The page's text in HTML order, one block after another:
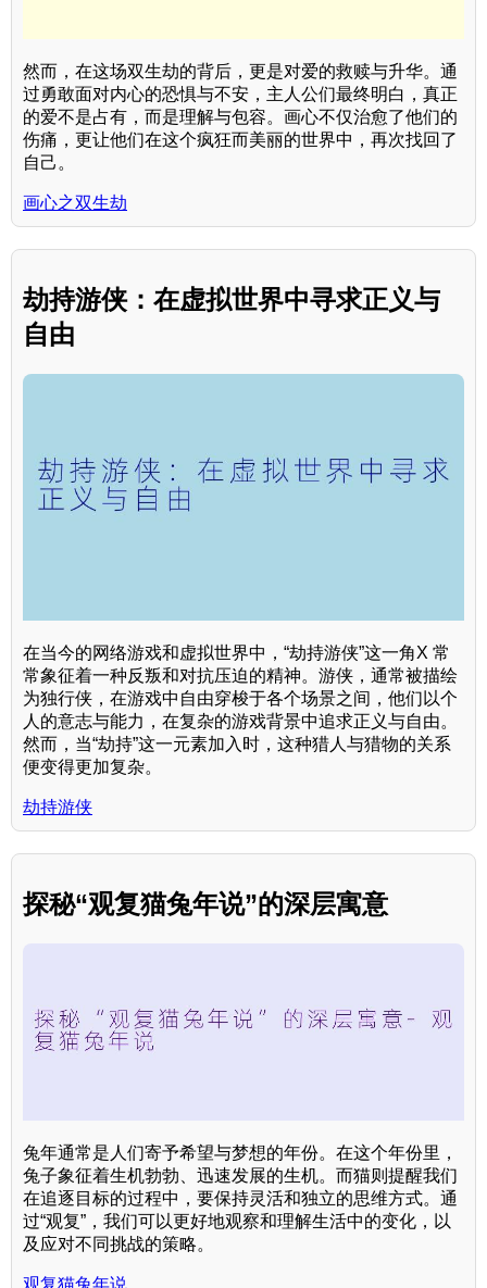
然而，在这场双生劫的背后，更是对爱的救赎与升华。通
过勇敢面对内心的恐惧与不安，主人公们最终明白，真正
的爱不是占有，而是理解与包容。画心不仅治愈了他们的
伤痛，更让他们在这个疯狂而美丽的世界中，再次找回了
自己。
画心之双生劫
劫持游侠：在虚拟世界中寻求正义与
自由
在当今的网络游戏和虚拟世界中，“劫持游侠”这一角X 常
常象征着一种反叛和对抗压迫的精神。游侠，通常被描绘
为独行侠，在游戏中自由穿梭于各个场景之间，他们以个
人的意志与能力，在复杂的游戏背景中追求正义与自由。
然而，当“劫持”这一元素加入时，这种猎人与猎物的关系
便变得更加复杂。
劫持游侠
探秘“观复猫兔年说”的深层寓意
兔年通常是人们寄予希望与梦想的年份。在这个年份里，
兔子象征着生机勃勃、迅速发展的生机。而猫则提醒我们
在追逐目标的过程中，要保持灵活和独立的思维方式。通
过“观复”，我们可以更好地观察和理解生活中的变化，以
及应对不同挑战的策略。
观复猫兔年说